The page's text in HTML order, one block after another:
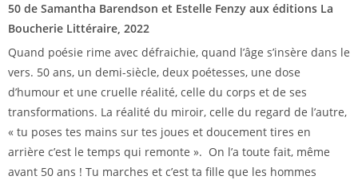
50 de Samantha Barendson et Estelle Fenzy aux éditions La
Boucherie Littéraire, 2022
Quand poésie rime avec défraichie, quand l’âge s’insère dans le
vers. 50 ans, un demi-siècle, deux poétesses, une dose
d’humour et une cruelle réalité, celle du corps et de ses
transformations. La réalité du miroir, celle du regard de l’autre,
« tu poses tes mains sur tes joues et doucement tires en
arrière c’est le temps qui remonte ». On l’a toute fait, même
avant 50 ans ! Tu marches et c’est ta fille que les hommes